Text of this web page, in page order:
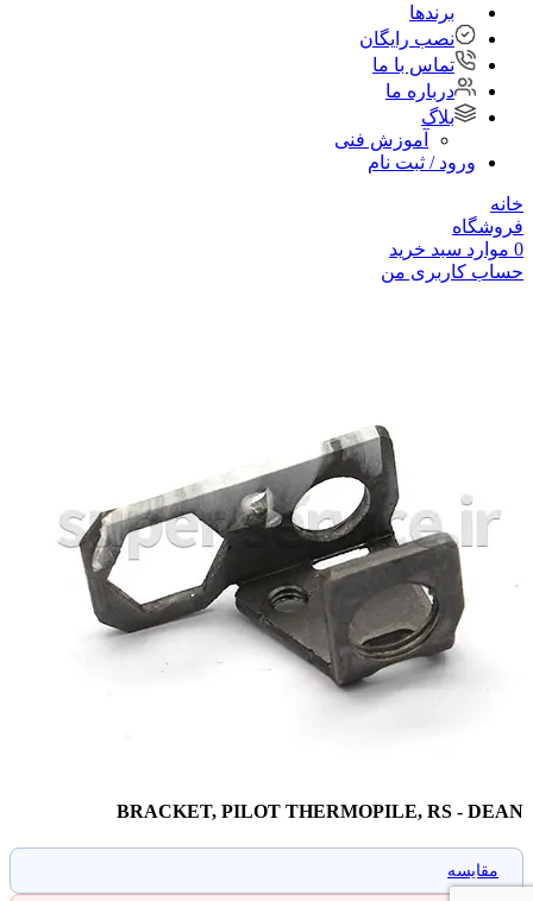
برندها
نصب رایگان
تماس با ما
درباره ما
بلاگ
آموزش فنی
ورود / ثبت نام
خانه
فروشگاه
0 موارد سبد خرید
حساب کاربری من
BRACKET, PILOT THERMOPILE, RS - DEAN
مقایسه